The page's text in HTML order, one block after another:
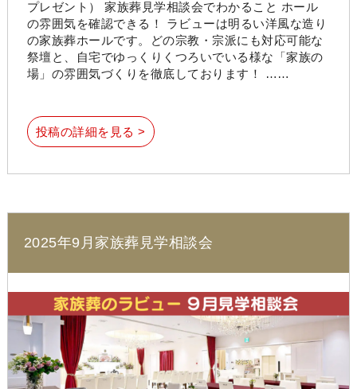
プレゼント） 家族葬見学相談会でわかること ホール
の雰囲気を確認できる！ ラビューは明るい洋風な造り
の家族葬ホールです。どの宗教・宗派にも対応可能な
祭壇と、自宅でゆっくりくつろいでいる様な「家族の
場」の雰囲気づくりを徹底しております！ ……
投稿の詳細を見る >
2025年9月家族葬見学相談会